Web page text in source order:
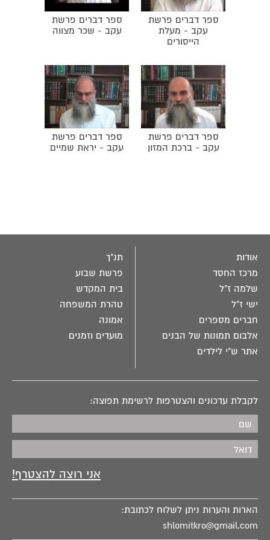
ספר דברים פרשת
עקב - מעלת
הייסורים
ספר דברים פרשת
עקב - שכר מצווה
ספר דברים פרשת
עקב - ברכת המזון
ספר דברים פרשת
עקב - יראת שמיים
אודות
מרכז החסד
שלמה ז"ל
ישי ז"ל
חברים מספרים
אלבום תמונות של הבנים
אתר ש"י לילדים
תנ"ך
פרשת שבוע
בית המקדש
טהרת המשפחה
אמונה
מועדים וזמנים
לקבלת עדכונים והצטרפות לרשימת תפוצה:
הארות והערות ניתן לשלוח לכתובת:
shlomitkro@gmail.com